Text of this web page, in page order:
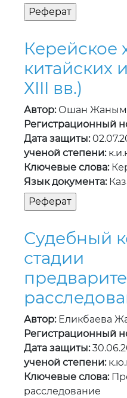
Керейское
китайских
ХIII вв.)
Автор:Ошан
Регистрационный
Дата защиты:
ученой степени:
Ключевые слова:
Язык документа:
Судебный
стадии
Автор:Еликбаева
Регистрационный
Дата защиты:
ученой степени:
Ключевые слова:
расследование